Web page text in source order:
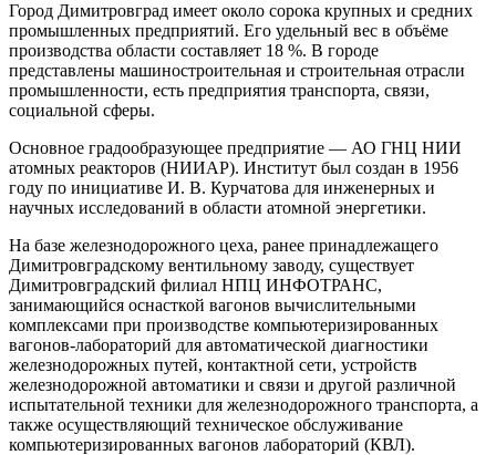
Город Димитровград имеет около сорока крупных и средних
промышленных предприятий. Его удельный вес в объёме
производства области составляет 18 %. В городе
представлены машиностроительная и строительная отрасли
промышленности, есть предприятия транспорта, связи,
социальной сферы.
Основное градообразующее предприятие — АО ГНЦ НИИ
атомных реакторов (НИИАР). Институт был создан в 1956
году по инициативе И. В. Курчатова для инженерных и
научных исследований в области атомной энергетики.
На базе железнодорожного цеха, ранее принадлежащего
Димитровградскому вентильному заводу, существует
Димитровградский филиал НПЦ ИНФОТРАНС,
занимающийся оснасткой вагонов вычислительными
комплексами при производстве компьютеризированных
вагонов-лабораторий для автоматической диагностики
железнодорожных путей, контактной сети, устройств
железнодорожной автоматики и связи и другой различной
испытательной техники для железнодорожного транспорта, а
также осуществляющий техническое обслуживание
компьютеризированных вагонов лабораторий (КВЛ).